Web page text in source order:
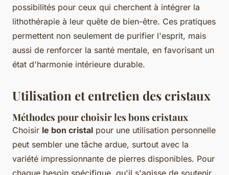
possibilités pour ceux qui cherchent à intégrer la
lithothérapie à leur quête de bien-être. Ces pratiques
permettent non seulement de purifier l'esprit, mais
aussi de renforcer la santé mentale, en favorisant un
état d'harmonie intérieure durable.
Utilisation et entretien des cristaux
Méthodes pour choisir les bons cristaux
Choisir le bon cristal pour une utilisation personnelle
peut sembler une tâche ardue, surtout avec la
variété impressionnante de pierres disponibles. Pour